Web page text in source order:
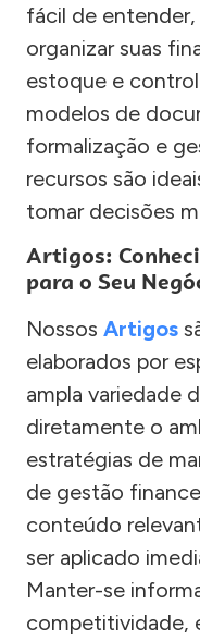
fácil de entender,
organizar suas
estoque e
modelos de
formalização e
recursos são
tomar decisões
Artigos:
para o Seu
Nossos Artigos
elaborados por
ampla variedade
diretamente o
estratégias de
de gestão
conteúdo
ser aplicado
Manter-se
competitividade,